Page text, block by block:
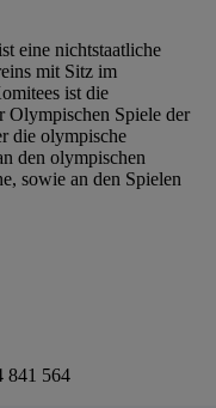
eine nichtstaatliche
mit Sitz im
ist die
Olympischen Spiele der
die olympische
den olympischen
sowie an den Spielen
841 564